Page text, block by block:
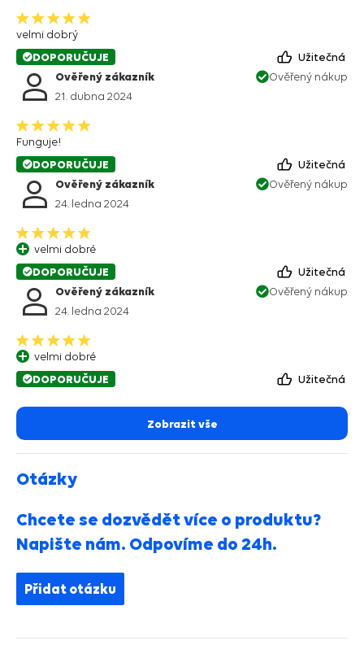
velmi dobrý
DOPORUČUJE
Užitečná
Ověřený zákazník
21. dubna 2024
Ověřený nákup
Funguje!
DOPORUČUJE
Užitečná
Ověřený zákazník
24. ledna 2024
Ověřený nákup
velmi dobré
DOPORUČUJE
Užitečná
Ověřený zákazník
24. ledna 2024
Ověřený nákup
velmi dobré
DOPORUČUJE
Užitečná
Zobrazit vše
Otázky
Chcete se dozvědět více o produktu?
Napište nám. Odpovíme do 24h.
Přidat otázku